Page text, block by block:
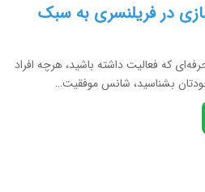
در فریلنسری به سبک
که فعالیت داشته باشید، هرچه افراد
بشناسید، شانس موفقیت…